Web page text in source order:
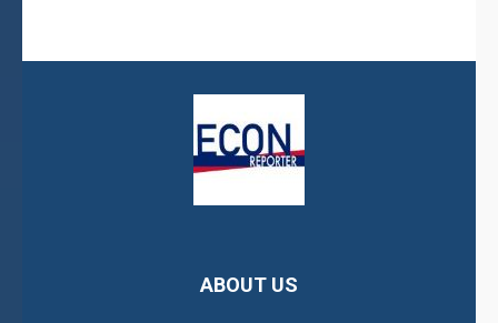
ABOUT US